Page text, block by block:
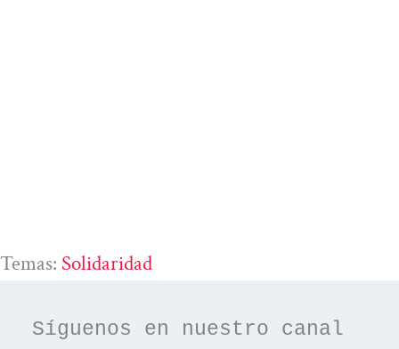
Temas: Solidaridad
Síguenos en nuestro canal